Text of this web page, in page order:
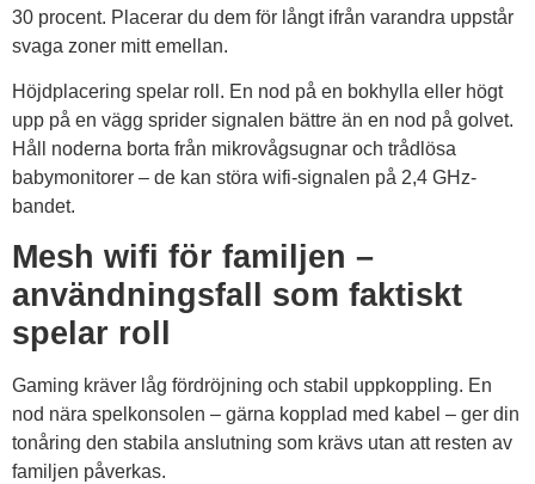
30 procent. Placerar du dem för långt ifrån varandra uppstår
svaga zoner mitt emellan.
Höjdplacering spelar roll. En nod på en bokhylla eller högt
upp på en vägg sprider signalen bättre än en nod på golvet.
Håll noderna borta från mikrovågsugnar och trådlösa
babymonitorer – de kan störa wifi-signalen på 2,4 GHz-
bandet.
Mesh wifi för familjen –
användningsfall som faktiskt
spelar roll
Gaming kräver låg fördröjning och stabil uppkoppling. En
nod nära spelkonsolen – gärna kopplad med kabel – ger din
tonåring den stabila anslutning som krävs utan att resten av
familjen påverkas.